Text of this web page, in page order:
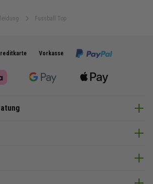
Fussball Top
Vorkasse